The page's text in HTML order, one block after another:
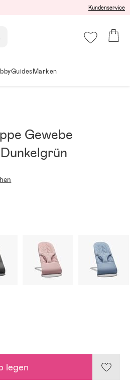
Kundenservice
GuidesMarken
Gewebe
legen